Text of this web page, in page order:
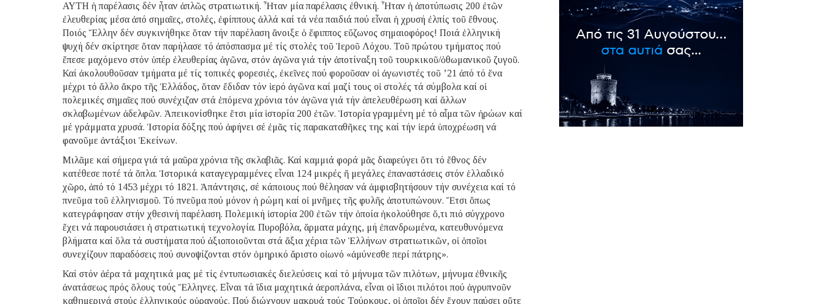
ΑΥΤΗ ἡ παρέλασις δέν ἦταν ἁπλῶς στρατιωτική. Ἦταν μία παρέλασις ἐθνική. Ἦταν ἡ ἀποτύπωσις 200 ἐτῶν
ἐλευθερίας μέσα ἀπό σημαῖες, στολές, ἐφίππους ἀλλά καί τά νέα παιδιά πού εἶναι ἡ χρυσή ἐλπίς τοῦ ἔθνους.
Ποιός Ἕλλην δέν συγκινήθηκε ὅταν τήν παρέλαση ἄνοιξε ὁ ἔφιππος εὔζωνος σημαιοφόρος! Ποιά ἑλληνική
ψυχή δέν σκίρτησε ὅταν παρήλασε τό ἀπόσπασμα μέ τίς στολές τοῦ Ἱεροῦ Λόχου. Τοῦ πρώτου τμήματος πού
ἔπεσε μαχόμενο στόν ὑπέρ ἐλευθερίας ἀγῶνα, στόν ἀγῶνα γιά τήν ἀποτίναξη τοῦ τουρκικοῦ/ὀθωμανικοῦ ζυγοῦ.
Καί ἀκολουθοῦσαν τμήματα μέ τίς τοπικές φορεσιές, ἐκεῖνες πού φοροῦσαν οἱ ἀγωνιστές τοῦ ’21 ἀπό τό ἕνα
μέχρι τό ἄλλο ἄκρο τῆς Ἑλλάδος, ὅταν ἔδιδαν τόν ἱερό ἀγῶνα καί μαζί τους οἱ στολές τά σύμβολα καί οἱ
πολεμικές σημαῖες πού συνέχιζαν στά ἑπόμενα χρόνια τόν ἀγῶνα γιά τήν ἀπελευθέρωση καί ἄλλων
σκλαβωμένων ἀδελφῶν. Ἀπεικονίσθηκε ἔτσι μία ἱστορία 200 ἐτῶν. Ἱστορία γραμμένη μέ τό αἷμα τῶν ἡρώων καί
μέ γράμματα χρυσά. Ἱστορία δόξης πού ἀφήνει σέ ἐμᾶς τίς παρακαταθῆκες της καί τήν ἱερά ὑποχρέωση νά
φανοῦμε ἀντάξιοι Ἐκείνων.
Μιλᾶμε καί σήμερα γιά τά μαῦρα χρόνια τῆς σκλαβιᾶς. Καί καμμιά φορά μᾶς διαφεύγει ὅτι τό ἔθνος δέν
κατέθεσε ποτέ τά ὅπλα. Ἱστορικά καταγεγραμμένες εἶναι 124 μικρές ἤ μεγάλες ἐπαναστάσεις στόν ἑλλαδικό
χῶρο, ἀπό τό 1453 μέχρι τό 1821. Ἀπάντησις, σέ κάποιους πού θέλησαν νά ἀμφισβητήσουν τήν συνέχεια καί τό
πνεῦμα τοῦ ἑλληνισμοῦ. Τό πνεῦμα πού μόνον ἡ ρώμη καί οἱ μνῆμες τῆς φυλῆς ἀποτυπώνουν. Ἔτσι ὅπως
κατεγράφησαν στήν χθεσινή παρέλαση. Πολεμική ἱστορία 200 ἐτῶν τήν ὁποία ἠκολούθησε ὅ,τι πιό σύγχρονο
ἔχει νά παρουσιάσει ἡ στρατιωτική τεχνολογία. Πυροβόλα, ἅρματα μάχης, μή ἐπανδρωμένα, κατευθυνόμενα
βλήματα καί ὅλα τά συστήματα πού ἀξιοποιοῦνται στά ἄξια χέρια τῶν Ἑλλήνων στρατιωτικῶν, οἱ ὁποῖοι
συνεχίζουν παραδόσεις πού συνοψίζονται στόν ὁμηρικό ἄριστο οἰωνό «ἀμύνεσθε περί πάτρης».
Καί στόν ἀέρα τά μαχητικά μας μέ τίς ἐντυπωσιακές διελεύσεις καί τό μήνυμα τῶν πιλότων, μήνυμα ἐθνικῆς
ἀνατάσεως πρός ὅλους τούς Ἕλληνες. Εἶναι τά ἴδια μαχητικά ἀεροπλάνα, εἶναι οἱ ἴδιοι πιλότοι πού ἀγρυπνοῦν
καθημερινά στούς ἑλληνικούς οὐρανούς. Πού διώχνουν μακρυά τούς Τούρκους, οἱ ὁποῖοι δέν ἔχουν παύσει οὔτε